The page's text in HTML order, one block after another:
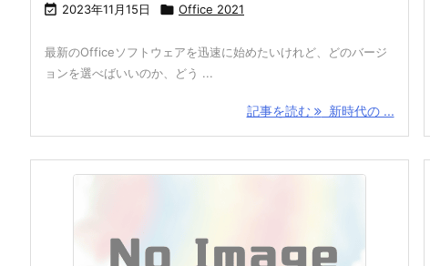
 2023年11月15日  Office 2021
最新のOfficeソフトウェアを迅速に始めたいけれど、どのバージ
ョンを選べばいいのか、どう ...
記事を読む 新時代の ...